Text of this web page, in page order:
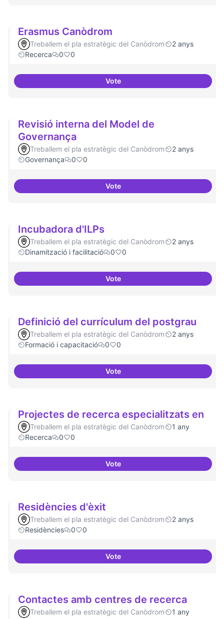
Erasmus Canòdrom
Treballem el pla estratègic del Canòdrom
2 anys
Recerca
0 0
VoteErasmus Canòdrom
Revisió interna del Model de
Governança
Treballem el pla estratègic del Canòdrom
2 anys
Governança
0 0
VoteRevisió interna del Model de
Incubadora d'ILPs
Treballem el pla estratègic del Canòdrom
2 anys
Dinamització i facilitació
0 0
VoteIncubadora d'ILPs
Definició del currículum del postgrau
Treballem el pla estratègic del Canòdrom
2 anys
Formació i capacitació
0 0
VoteDefinició del currículum del
Projectes de recerca especialitzats en
Treballem el pla estratègic del Canòdrom
1 any
Recerca
0 0
VoteProjectes de recerca
Residències d'èxit
Treballem el pla estratègic del Canòdrom
2 anys
Residències
0 0
VoteResidències d'èxit
Contactes amb centres de recerca
Treballem el pla estratègic del Canòdrom
1 any